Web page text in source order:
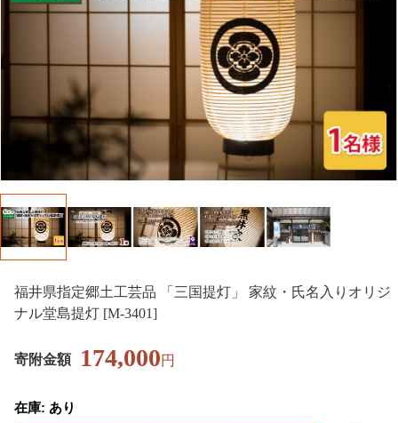
福井県指定郷土工芸品 「三国提灯」 家紋・氏名入りオリジ
ナル堂島提灯 [M-3401]
寄附金額 174,000円
在庫: あり